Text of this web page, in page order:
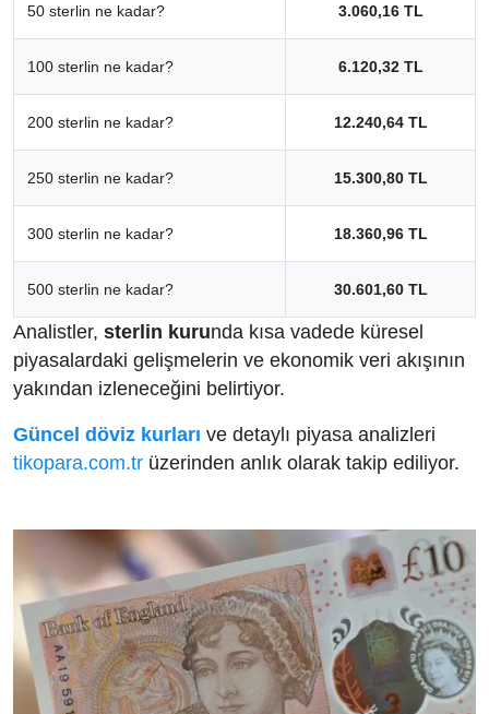
50 sterlin ne kadar? 3.060,16 TL
100 sterlin ne kadar? 6.120,32 TL
200 sterlin ne kadar? 12.240,64 TL
250 sterlin ne kadar? 15.300,80 TL
300 sterlin ne kadar? 18.360,96 TL
500 sterlin ne kadar? 30.601,60 TL
Analistler, sterlin kurunda kısa vadede küresel
piyasalardaki gelişmelerin ve ekonomik veri akışının
yakından izleneceğini belirtiyor.
Güncel döviz kurları ve detaylı piyasa analizleri
tikopara.com.tr üzerinden anlık olarak takip ediliyor.